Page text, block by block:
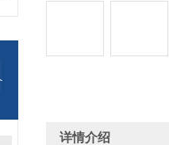
详情介绍